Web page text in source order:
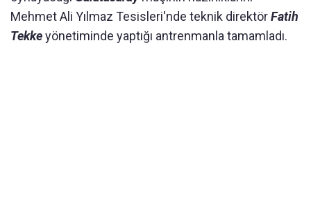
Mehmet Ali Yılmaz Tesisleri'nde teknik direktörFatih
Tekkeyönetiminde yaptığı antrenmanla tamamladı.